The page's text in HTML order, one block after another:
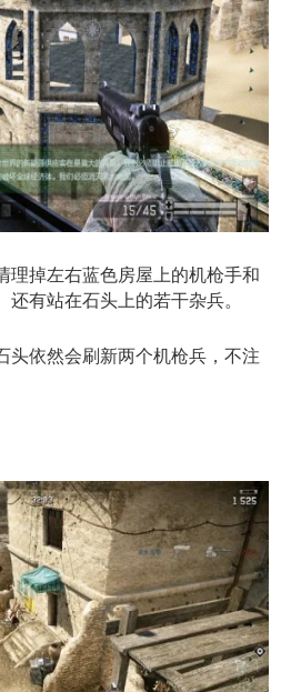
掉左右蓝色房屋上的机枪手和
有站在石头上的若干杂兵。
依然会刷新两个机枪兵，不注